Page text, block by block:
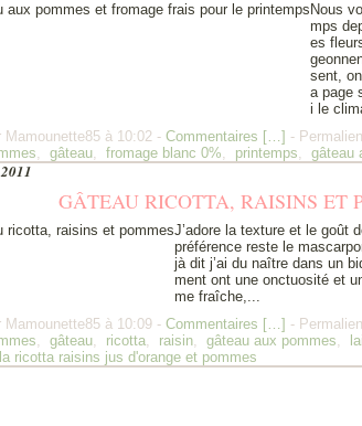
Nous
mps
es
sent,
a page
i le
Mamounette85 à 10:02 - Commentaires […] -
, gâteau, fromage blanc 0%, printemps, gâteau
GÂTEAU RICOTTA, RAISINS ET
J’adore la texture et le goût
préférence reste le
jà dit j’ai du naître dans un
ment ont une onctuosité et
me fraîche,...
Mamounette85 à 10:09 - Commentaires […] -
, gâteau, ricotta, raisin, gâteau aux pommes,
ricotta raisins jus d'orange et pommes